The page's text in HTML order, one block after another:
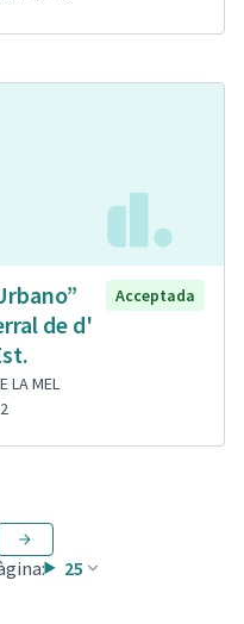
de d'
Acceptada
LA MEL
2
25